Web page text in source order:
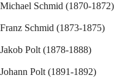
Michael Schmid (1870-1872)
Franz Schmid (1873-1875)
Jakob Polt (1878-1888)
Johann Polt (1891-1892)